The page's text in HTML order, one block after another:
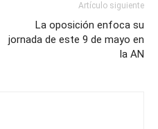
Artículo siguiente
La oposición enfoca su
jornada de este 9 de mayo en
la AN